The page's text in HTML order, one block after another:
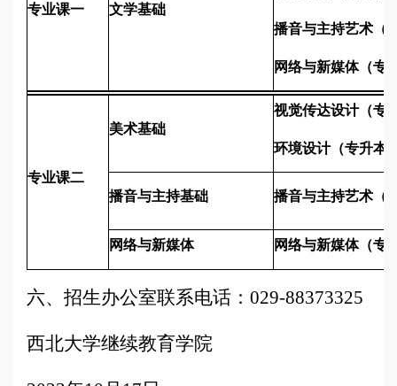
专业课一 文学基础
播音与主持艺术（
网络与新媒体（专
专业课二
美术基础
视觉传达设计（专
环境设计（专升本
播音与主持基础 播音与主持艺术（
网络与新媒体 网络与新媒体（专
六、招生办公室联系电话： 029-88373325
西北大学继续教育学院